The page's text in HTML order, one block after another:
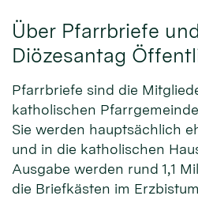
Über Pfarrbriefe
Diözesantag
Pfarrbriefe sind die
katholischen
Sie werden hauptsächlich
und in die katholischen
Ausgabe werden rund 1,1
die Briefkästen im